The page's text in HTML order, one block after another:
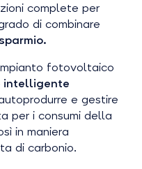
complete per
di combinare
fotovoltaico
intelligente
e gestire
per i consumi della
in maniera
di carbonio.